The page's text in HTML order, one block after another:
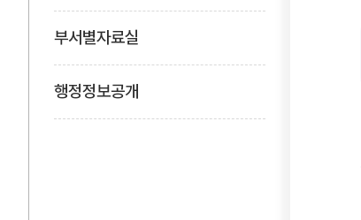
부서별자료실
행정정보공개